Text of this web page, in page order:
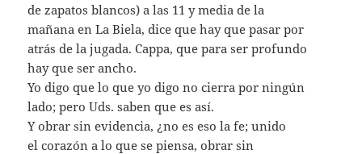
de zapatos blancos) a las 11 y media de la
mañana en La Biela, dice que hay que pasar por
atrás de la jugada. Cappa, que para ser profundo
hay que ser ancho.
Yo digo que lo que yo digo no cierra por ningún
lado; pero Uds. saben que es así.
Y obrar sin evidencia, ¿no es eso la fe; unido
el corazón a lo que se piensa, obrar sin